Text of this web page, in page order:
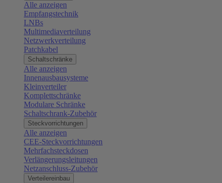
Alle anzeigen
Empfangstechnik
LNBs
Multimediaverteilung
Netzwerkverteilung
Patchkabel
Schaltschränke
Alle anzeigen
Innenausbausysteme
Kleinverteiler
Komplettschränke
Modulare Schränke
Schaltschrank-Zubehör
Steckvorrichtungen
Alle anzeigen
CEE-Steckvorrichtungen
Mehrfachsteckdosen
Verlängerungsleitungen
Netzanschluss-Zubehör
Verteilereinbau